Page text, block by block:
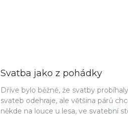
Svatba jako z pohádky
Dříve bylo běžné, že svatby
svateb odehraje, ale většina párů
někde na louce u lesa, ve svatební